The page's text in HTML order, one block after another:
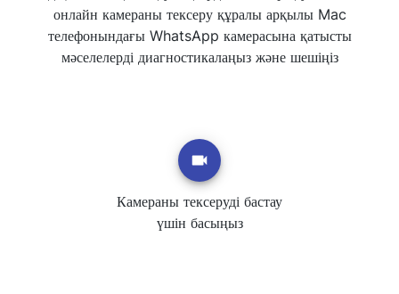
онлайн камераны тексеру құралы арқылы Mac
телефонындағы WhatsApp камерасына қатысты
мәселелерді диагностикалаңыз және шешіңіз
Камераны тексеруді бастау
үшін басыңыз